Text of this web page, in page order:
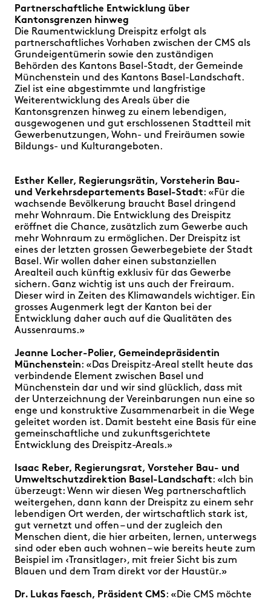
Partnerschaftliche Entwicklung über
Kantonsgrenzen hinweg
Die Raumentwicklung Dreispitz erfolgt als
partnerschaftliches Vorhaben zwischen der CMS als
Grundeigentümerin sowie den zuständigen
Behörden des Kantons Basel-Stadt, der Gemeinde
Münchenstein und des Kantons Basel-Landschaft.
Ziel ist eine abgestimmte und langfristige
Weiterentwicklung des Areals über die
Kantonsgrenzen hinweg zu einem lebendigen,
ausgewogenen und gut erschlossenen Stadtteil mit
Gewerbenutzungen, Wohn- und Freiräumen sowie
Bildungs- und Kulturangeboten.
Esther Keller, Regierungsrätin, Vorsteherin Bau-
und Verkehrsdepartements Basel-Stadt: «Für die
wachsende Bevölkerung braucht Basel dringend
mehr Wohnraum. Die Entwicklung des Dreispitz
eröffnet die Chance, zusätzlich zum Gewerbe auch
mehr Wohnraum zu ermöglichen. Der Dreispitz ist
eines der letzten grossen Gewerbegebiete der Stadt
Basel. Wir wollen daher einen substanziellen
Arealteil auch künftig exklusiv für das Gewerbe
sichern. Ganz wichtig ist uns auch der Freiraum.
Dieser wird in Zeiten des Klimawandels wichtiger. Ein
grosses Augenmerk legt der Kanton bei der
Entwicklung daher auch auf die Qualitäten des
Aussenraums.»
Jeanne Locher-Polier, Gemeindepräsidentin
Münchenstein: «Das Dreispitz-Areal stellt heute das
verbindende Element zwischen Basel und
Münchenstein dar und wir sind glücklich, dass mit
der Unterzeichnung der Vereinbarungen nun eine so
enge und konstruktive Zusammenarbeit in die Wege
geleitet worden ist. Damit besteht eine Basis für eine
gemeinschaftliche und zukunftsgerichtete
Entwicklung des Dreispitz-Areals.»
Isaac Reber, Regierungsrat, Vorsteher Bau- und
Umweltschutzdirektion Basel-Landschaft: «Ich bin
überzeugt: Wenn wir diesen Weg partnerschaftlich
weitergehen, dann kann der Dreispitz zu einem sehr
lebendigen Ort werden, der wirtschaftlich stark ist,
gut vernetzt und offen – und der zugleich den
Menschen dient, die hier arbeiten, lernen, unterwegs
sind oder eben auch wohnen – wie bereits heute zum
Beispiel im ‹Transitlager›, mit freier Sicht bis zum
Blauen und dem Tram direkt vor der Haustür.»
Dr. Lukas Faesch, Präsident CMS: « Die CMS möchte